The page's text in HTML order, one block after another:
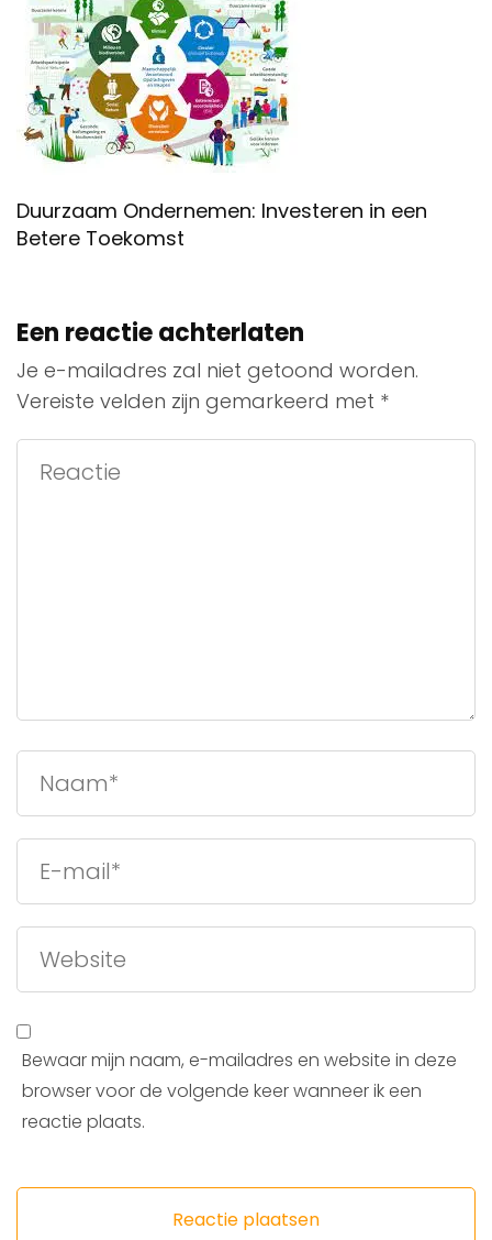
Duurzaam Ondernemen: Investeren in een
Betere Toekomst
Een reactie achterlaten
Je e-mailadres zal niet getoond worden.
Vereiste velden zijn gemarkeerd met *
Bewaar mijn naam, e-mailadres en website in deze
browser voor de volgende keer wanneer ik een
reactie plaats.